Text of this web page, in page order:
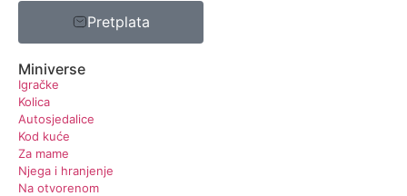
Pretplata
Miniverse
Igračke
Kolica
Autosjedalice
Kod kuće
Za mame
Njega i hranjenje
Na otvorenom